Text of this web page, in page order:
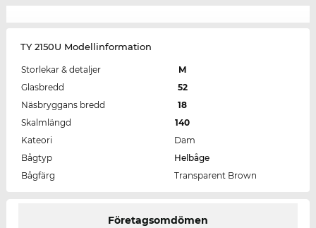
TY 2150U Modellinformation
Storlekar & detaljer
M
Glasbredd
52
Näsbryggans bredd
18
Skalmlängd
140
Kateori
Dam
Bågtyp
Helbåge
Bågfärg
Transparent Brown
Företagsomdömen